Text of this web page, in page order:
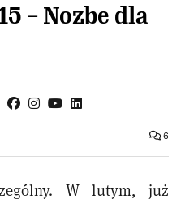
– Nozbe dla
6
W lutym, już